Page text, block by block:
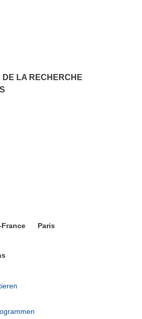
LA RECHERCHE
France Paris